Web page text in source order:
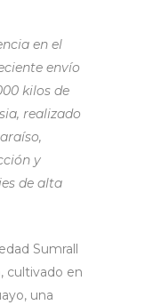
en el
envío
kilos de
realizado
y
de alta
Sumrall
cultivado en
una